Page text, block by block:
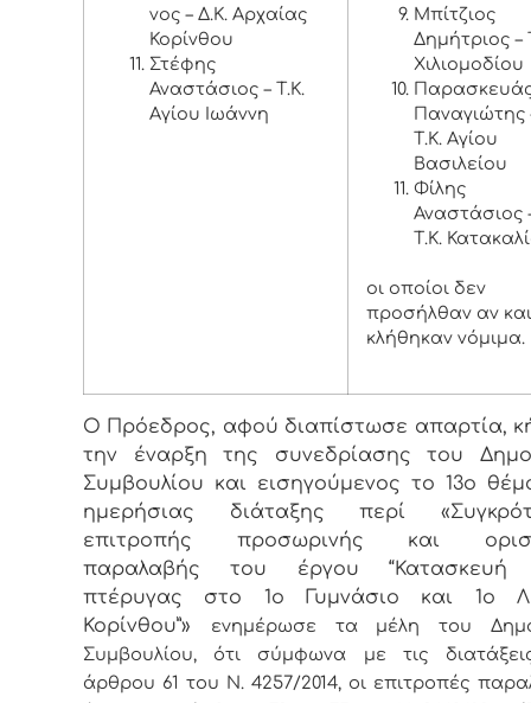
νος – Δ.Κ. Αρχαίας
Κορίνθου
Στέφης
Αναστάσιος – Τ.Κ.
Αγίου Ιωάννη
Μπίτζιος
Δημήτριος –
Χιλιομοδίου
Παναγιώτης
Τ.Κ. Αγίου
Βασιλείου
Φίλης
Αναστάσιος
Τ.Κ.
οι οποίοι δεν
προσήλθαν αν και
κλήθηκαν νόμιμα.
Ο Πρόεδρος, αφού διαπίστωσε απαρτία,
την έναρξη της συνεδρίασης του
Συμβουλίου και εισηγούμενος το 13ο
ημερήσιας διάταξης περί
επιτροπής προσωρινής και
παραλαβής του έργου “Κατασκευή
πτέρυγας στο 1ο Γυμνάσιο και 1ο
Κορίνθου”»
ενημέρωσε τα μέλη του
Συμβουλίου, ότι σύμφωνα με τις
άρθρου 61 του Ν. 4257/2014, οι επιτροπές